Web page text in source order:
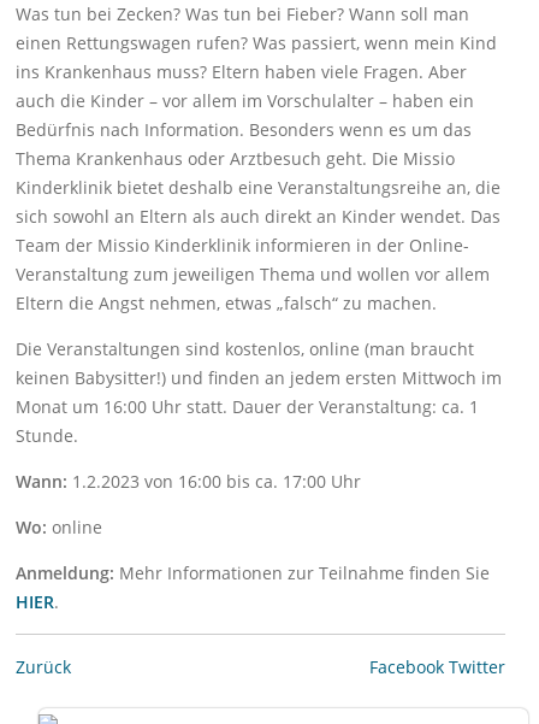
Was tun bei Zecken? Was tun bei Fieber? Wann soll man
einen Rettungswagen rufen? Was passiert, wenn mein Kind
ins Krankenhaus muss? Eltern haben viele Fragen. Aber
auch die Kinder – vor allem im Vorschulalter – haben ein
Bedürfnis nach Information. Besonders wenn es um das
Thema Krankenhaus oder Arztbesuch geht. Die Missio
Kinderklinik bietet deshalb eine Veranstaltungsreihe an, die
sich sowohl an Eltern als auch direkt an Kinder wendet. Das
Team der Missio Kinderklinik informieren in der Online-
Veranstaltung zum jeweiligen Thema und wollen vor allem
Eltern die Angst nehmen, etwas „falsch“ zu machen.
Die Veranstaltungen sind kostenlos, online (man braucht
keinen Babysitter!) und finden an jedem ersten Mittwoch im
Monat um 16:00 Uhr statt. Dauer der Veranstaltung: ca. 1
Stunde.
Wann: 1.2.2023 von 16:00 bis ca. 17:00 Uhr
Wo: online
Anmeldung: Mehr Informationen zur Teilnahme finden Sie
HIER.
Zurück Facebook Twitter